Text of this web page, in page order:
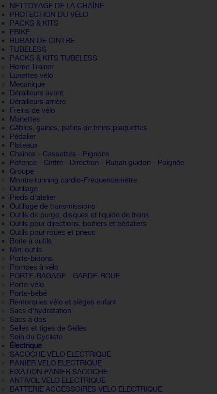
NETTOYAGE DE LA CHAÎNE
PROTECTION DU VÉLO
PACKS & KITS
EBIKE
RUBAN DE CINTRE
TUBELESS
PACKS & KITS TUBELESS
Home Trainer
Lunettes vélo
Mecanique
Dérailleurs avant
Dérailleurs arrière
Freins de vélo
Manettes
Câbles, gaines, patins de freins,plaquettes
Pédalier
Plateaux
Chaines - Cassettes - Pignons
Potence - Cintre - Direction - Ruban guidon - Poignée
Groupe
Montre running cardio-Fréquencemètre
Outillage
Pieds d'atelier
Outillage de transmissions
Outils de purge, disques et liquide de freins
Outils pour directions, boitiers et pédaliers
Outils pour roues et pneus
Boite à outils
Mini outils
Porte-bidons
Pompes à vélo
PORTE-BAGAGE - GARDE-BOUE
Porte-vélo
Porte-bébé
Remorques vélo et sièges enfant
Sacs d'hydratation
Sacs à dos
Selles et tiges de Selles
Soin du Cycliste
Électrique
SACOCHE VELO ELECTRIQUE
PANIER VELO ELECTRIQUE
FIXATION PANIER SACOCHE
ANTIVOL VELO ELECTRIQUE
BATTERIE ACCESSOIRES VELO ELECTRIQUE